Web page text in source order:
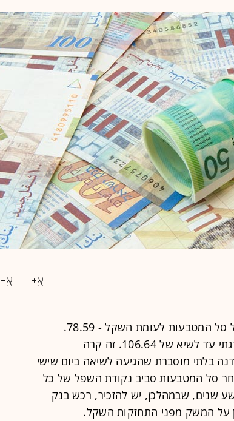
ב-31/5/2001 נקבע שפל כל הזמנים של סל המטבעות לעומת השקל - 78.59.
מנקודה זו ואילך התחזק הסל באופן הדרגתי עד לשיא של 106.64. זה קרה
עדנה בלתי מוסברת שהגיעה לשיאה ביום שישי
סל המטבעות סביב נקודת השפל של כל
של תשע שנים, שבמהלכן, יש להזכיר, רכש בנק